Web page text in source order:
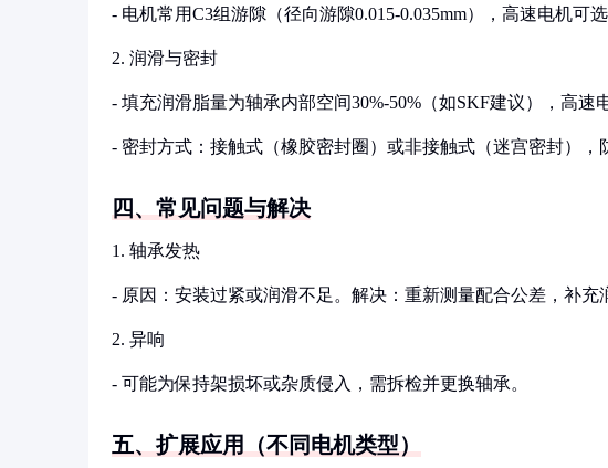
- 电机常用C3组游隙（径向游隙0.015-0.035mm），高速电机可
2. 润滑与密封
- 填充润滑脂量为轴承内部空间30%-50%（如SKF建议），高速
- 密封方式：接触式（橡胶密封圈）或非接触式（迷宫密封），
四、常见问题与解决
1. 轴承发热
- 原因：安装过紧或润滑不足。解决：重新测量配合公差，补充
2. 异响
- 可能为保持架损坏或杂质侵入，需拆检并更换轴承。
五、扩展应用（不同电机类型）